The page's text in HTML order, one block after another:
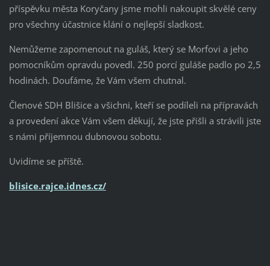
příspěvku města Koryčany jsme mohli nakoupit skvělé ceny
pro všechny účastnice klání o nejlepší sladkost.
Nemůžeme zapomenout na guláš, který se Morfovi a jeho
pomocníkům opravdu povedl. 250 porcí guláše padlo po 2,5
hodinách. Doufáme, že Vám všem chutnal.
Členové SDH Blišice a všichni, kteří se podíleli na přípravách
a provedení akce Vám všem děkují, že jste přišli a strávili jste
s námi příjemnou dubnovou sobotu.
Uvidíme se příště.
blisice.rajce.idnes.cz/